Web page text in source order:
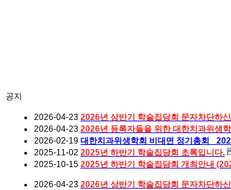
공지
2026-04-23 2026년 상반기 학술집담회 문자차단하
2026-04-23 2026년 등록자들을 위한 대한치과위생
2026-02-19 대한치과위생학회 비대면 정기총회_
2025-11-02 2025년 하반기 학술집담회 초록입니다.
2025-10-15 2025년 하반기 학술집담회 개최안내
2026-04-23 2026년 상반기 학술집담회 문자차단하